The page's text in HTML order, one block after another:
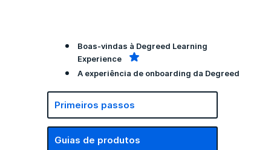
Primeiros passos
Guias de produtos
Boas-vindas à Degreed Learning
Experience
A experiência de onboarding da Degreed